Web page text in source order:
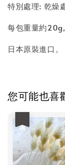
特別處理: 乾燥
每包重量約
日本原裝進口。
您可能也喜